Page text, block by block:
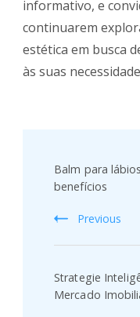
informativo, e
continuarem
estética em busca
às suas
Navigation
Balm para
benefícios
Previous
Strategie
Mercado